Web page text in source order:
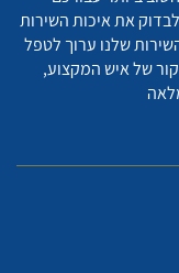
את איכות השירות
שלנו ערוך לטפל
של איש המקצוע,